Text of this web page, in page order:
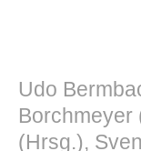
Udo
Borchmeyer
(Hrsg.),